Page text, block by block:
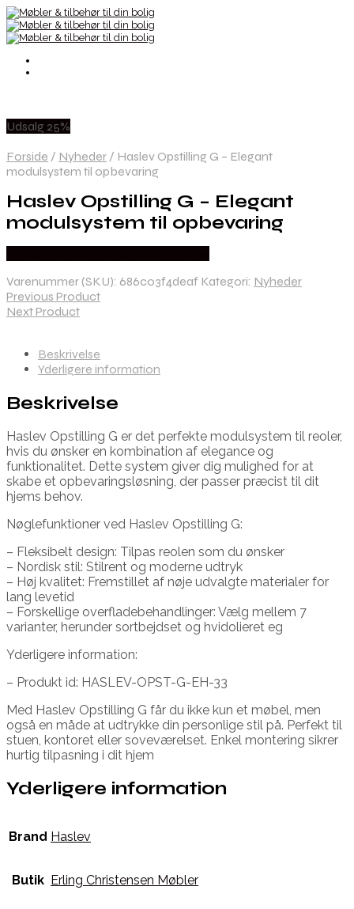
Udsalg 25%
Forside / Nyheder / Haslev Opstilling G – Elegant
modulsystem til opbevaring
Haslev Opstilling G – Elegant
modulsystem til opbevaring
Varenummer (SKU): 686c03f4deaf Kategori: Nyheder
Previous Product
Next Product
Beskrivelse
Yderligere information
Beskrivelse
Haslev Opstilling G er det perfekte modulsystem til reoler,
hvis du ønsker en kombination af elegance og
funktionalitet. Dette system giver dig mulighed for at
skabe et opbevaringsløsning, der passer præcist til dit
hjems behov.
Nøglefunktioner ved Haslev Opstilling G:
– Fleksibelt design: Tilpas reolen som du ønsker
– Nordisk stil: Stilrent og moderne udtryk
– Høj kvalitet: Fremstillet af nøje udvalgte materialer for
lang levetid
– Forskellige overfladebehandlinger: Vælg mellem 7
varianter, herunder sortbejdset og hvidolieret eg
Yderligere information:
– Produkt id: HASLEV-OPST-G-EH-33
Med Haslev Opstilling G får du ikke kun et møbel, men
også en måde at udtrykke din personlige stil på. Perfekt til
stuen, kontoret eller soveværelset. Enkel montering sikrer
hurtig tilpasning i dit hjem
Yderligere information
Brand Haslev
Butik Erling Christensen Møbler